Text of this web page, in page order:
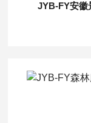
JYB-FY安徽